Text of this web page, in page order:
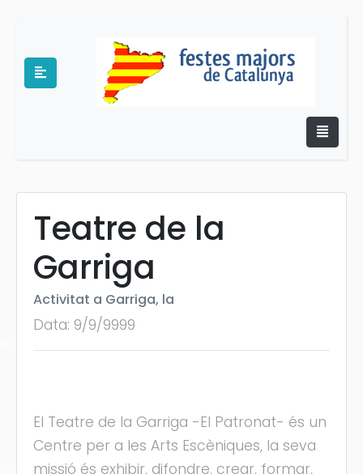
Teatre de la
Garriga
Activitat a Garriga, la
Data: 9/9/9999
El Teatre de la Garriga -El Patronat- és un
Centre per a les Arts Escèniques, la seva
missió és exhibir, difondre, crear, formar,